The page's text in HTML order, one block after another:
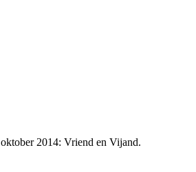
2014: Vriend en Vijand.